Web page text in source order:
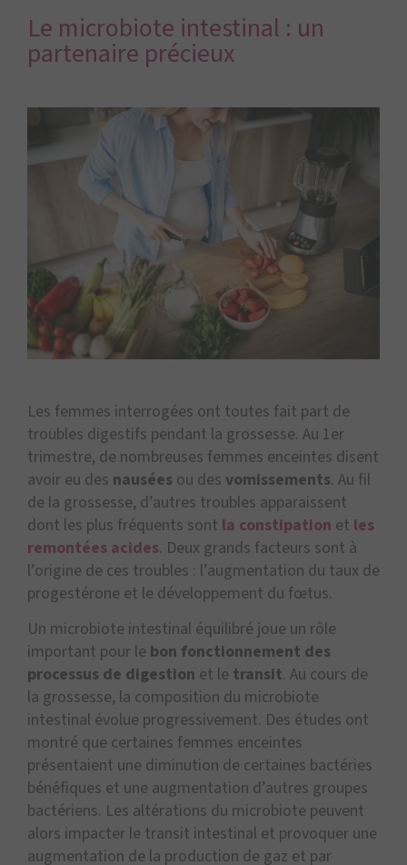
Le microbiote intestinal : un
partenaire précieux
Les femmes interrogées ont toutes fait part de
troubles digestifs pendant la grossesse. Au 1er
trimestre, de nombreuses femmes enceintes disent
avoir eu des nausées ou des vomissements. Au fil
de la grossesse, d’autres troubles apparaissent
dont les plus fréquents sont la constipation et les
remontées acides. Deux grands facteurs sont à
l’origine de ces troubles : l’augmentation du taux de
progestérone et le développement du fœtus.
Un microbiote intestinal équilibré joue un rôle
important pour le bon fonctionnement des
processus de digestion et le transit. Au cours de
la grossesse, la composition du microbiote
intestinal évolue progressivement. Des études ont
montré que certaines femmes enceintes
présentaient une diminution de certaines bactéries
bénéfiques et une augmentation d’autres groupes
bactériens. Les altérations du microbiote peuvent
alors impacter le transit intestinal et provoquer une
augmentation de la production de gaz et par